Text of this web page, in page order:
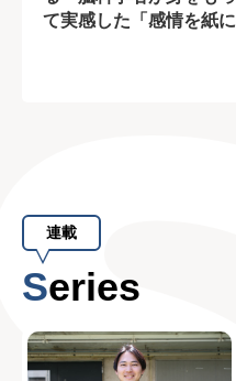
て実感した「感情を紙に
連載
Series